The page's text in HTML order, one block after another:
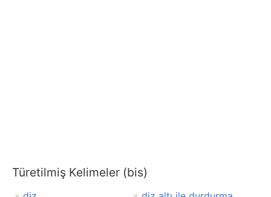
Türetilmiş Kelimeler (bis)